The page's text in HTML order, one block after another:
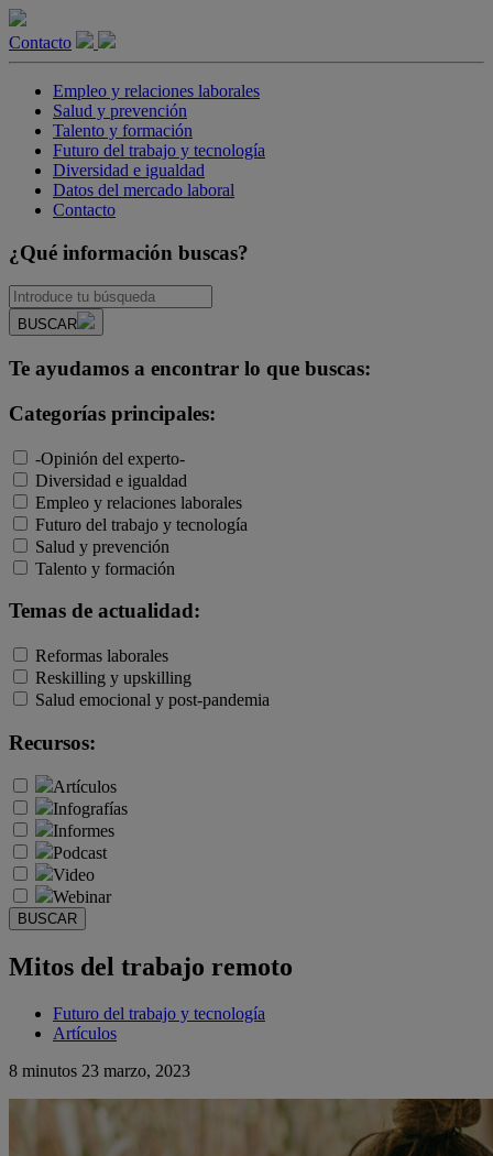
Contacto
Empleo y relaciones laborales
Salud y prevención
Talento y formación
Futuro del trabajo y tecnología
Diversidad e igualdad
Datos del mercado laboral
Contacto
¿Qué información buscas?
BUSCAR
Te ayudamos a encontrar lo que buscas:
Categorías principales:
-Opinión del experto-
Diversidad e igualdad
Empleo y relaciones laborales
Futuro del trabajo y tecnología
Salud y prevención
Talento y formación
Temas de actualidad:
Reformas laborales
Reskilling y upskilling
Salud emocional y post-pandemia
Recursos:
Artículos
Infografías
Informes
Podcast
Video
Webinar
BUSCAR
Mitos del trabajo remoto
Futuro del trabajo y tecnología
Artículos
8 minutos 23 marzo, 2023